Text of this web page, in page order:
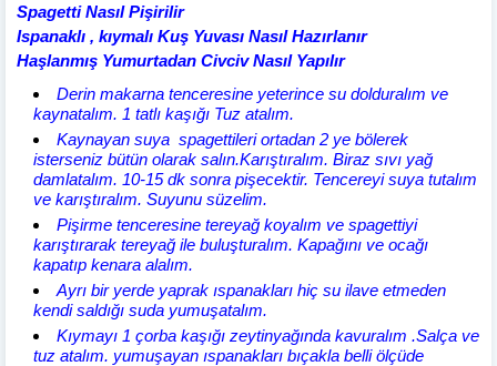
Spagetti Nasıl Pişirilir
Ispanaklı , kıymalı Kuş Yuvası Nasıl Hazırlanır
Haşlanmış Yumurtadan Civciv Nasıl Yapılır
Derin makarna tenceresine yeterince su dolduralım ve
kaynatalım. 1 tatlı kaşığı Tuz atalım.
Kaynayan suya spagettileri ortadan 2 ye bölerek
isterseniz bütün olarak salın.Karıştıralım. Biraz sıvı yağ
damlatalım. 10-15 dk sonra pişecektir. Tencereyi suya tutalım
ve karıştıralım. Suyunu süzelim.
Pişirme tenceresine tereyağ koyalım ve spagettiyi
karıştırarak tereyağ ile buluşturalım. Kapağını ve ocağı
kapatıp kenara alalım.
Ayrı bir yerde yaprak ıspanakları hiç su ilave etmeden
kendi saldığı suda yumuşatalım.
Kıymayı 1 çorba kaşığı zeytinyağında kavuralım .Salça ve
tuz atalım. yumuşayan ıspanakları bıçakla belli ölçüde